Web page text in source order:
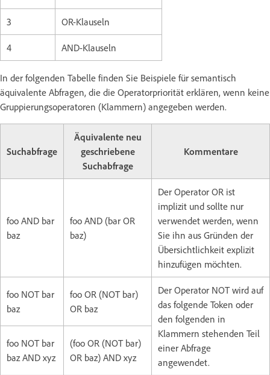
3 OR-Klauseln
4 AND-Klauseln
In der folgenden Tabelle finden Sie Beispiele für semantisch
äquivalente Abfragen, die die Operatorpriorität erklären, wenn keine
Gruppierungsoperatoren (Klammern) angegeben werden.
Suchabfrage
Äquivalente neu
geschriebene
Suchabfrage
Kommentare
foo AND bar
baz
foo AND (bar OR
baz)
Der Operator OR ist
implizit und sollte nur
verwendet werden, wenn
Sie ihn aus Gründen der
Übersichtlichkeit explizit
hinzufügen möchten.
foo NOT bar
baz
foo OR (NOT bar)
OR baz
Der Operator NOT wird auf
das folgende Token oder
den folgenden in
Klammern stehenden Teil
einer Abfrage
angewendet.
foo NOT bar
baz AND xyz
(foo OR (NOT bar)
OR baz) AND xyz